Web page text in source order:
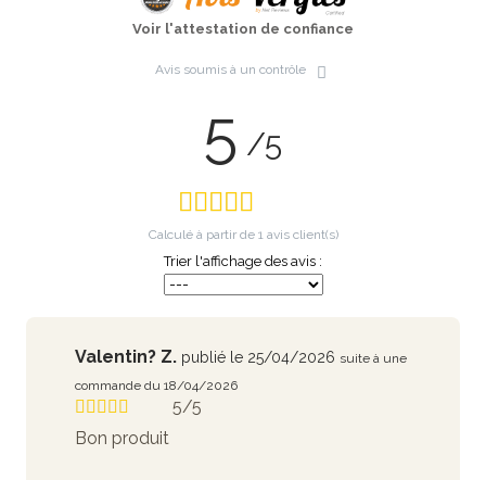
Voir l'attestation de confiance
Avis soumis à un contrôle
5 /5
Calculé à partir de 1avis client(s)
Trier l'affichage des avis :
Valentin? Z. publié le 25/04/2026 suite à une
commande du 18/04/2026
5/5
Bon produit